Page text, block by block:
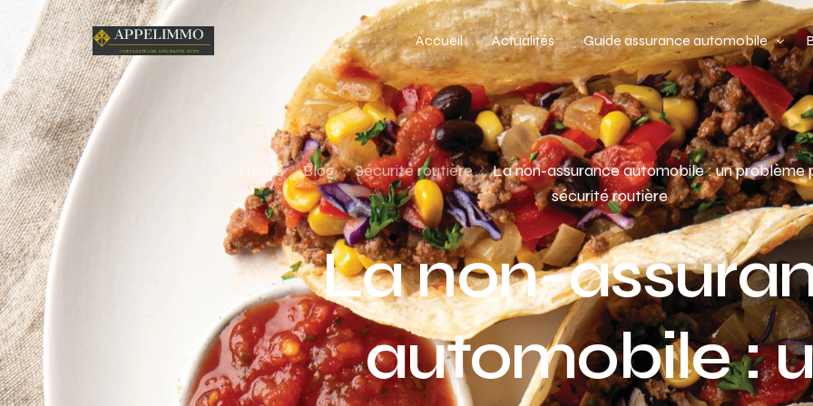
Accueil Actualités Guide assurance automobile
Types de véhicules
Profil de conducteur
Budget assurance automobile
Home Blog Sécurité routière
La non-assurance automobile : un problème
sécurité routière
La non-
automobile :